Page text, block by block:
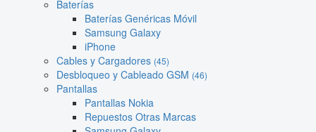
Baterías
Baterías Genéricas Móvil
Samsung Galaxy
iPhone
Cables y Cargadores (45)
Desbloqueo y Cableado GSM (46)
Pantallas
Pantallas Nokia
Repuestos Otras Marcas